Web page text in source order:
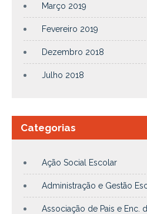
Março 2019
Fevereiro 2019
Dezembro 2018
Julho 2018
Categorias
Ação Social Escolar
Administração e Gestão
Associação de Pais e Enc.